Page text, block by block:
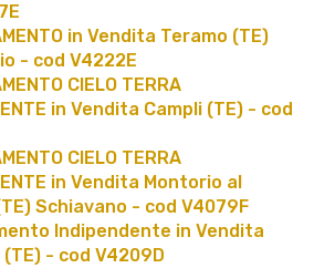
in Vendita Teramo (TE)
- cod V4222E
CIELO TERRA
in Vendita Campli (TE) - cod
CIELO TERRA
in Vendita Montorio al
Schiavano - cod V4079F
Indipendente in Vendita
- cod V4209D